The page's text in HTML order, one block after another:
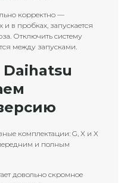
корректно —
и в пробках, запускается
Отключить систему
между запусками.
комплектации: G, X и X
и полным
довольно скромное